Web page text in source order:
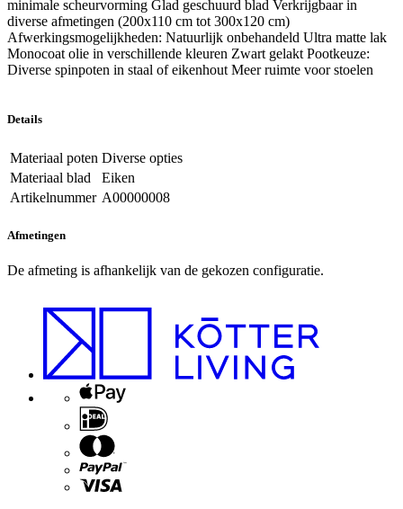
minimale scheurvorming Glad geschuurd blad Verkrijgbaar in
diverse afmetingen (200x110 cm tot 300x120 cm)
Afwerkingsmogelijkheden: Natuurlijk onbehandeld Ultra matte lak
Monocoat olie in verschillende kleuren Zwart gelakt Pootkeuze:
Diverse spinpoten in staal of eikenhout Meer ruimte voor stoelen
Details
Materiaal poten Diverse opties
Materiaal blad
Eiken
Artikelnummer A00000008
Afmetingen
De afmeting is afhankelijk van de gekozen configuratie.